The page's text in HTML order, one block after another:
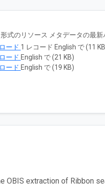
式のリソース メタデータの最
ード 1 レコード English で (11
ード English で (21 KB)
ード English で (19 KB)
OBIS extraction of Ribbon